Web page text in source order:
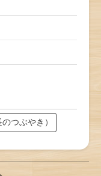
つぶやき）